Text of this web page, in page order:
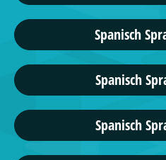
Spanisch
Spanisch
Spanisch